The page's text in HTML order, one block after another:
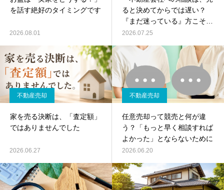
を話す絶好のタイミングです
2026.08.01
ると決めてからでは遅い？
『まだ迷っている』方こそ相
談してほしい理由」
2026.07.25
不動産売却
家を売る決断は、「査定額」
ではありませんでした
2026.06.27
不動産売却
任意売却って競売と何が違
う？「もっと早く相談すれば
よかった」とならないために
2026.06.20